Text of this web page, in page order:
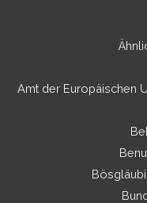
Amt der Europäischen